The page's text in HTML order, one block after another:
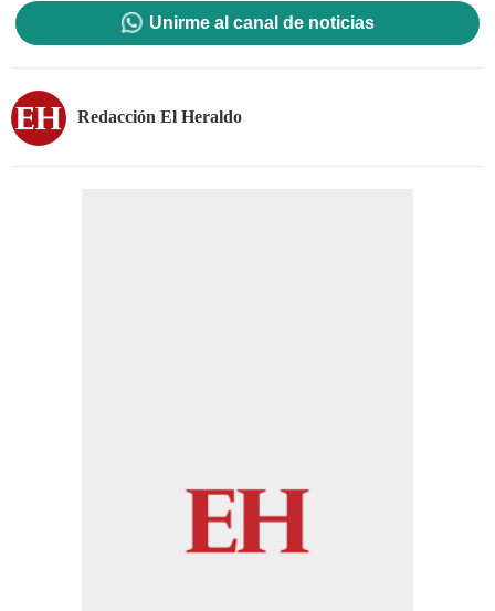
Unirme al canal de noticias
Redacción El Heraldo